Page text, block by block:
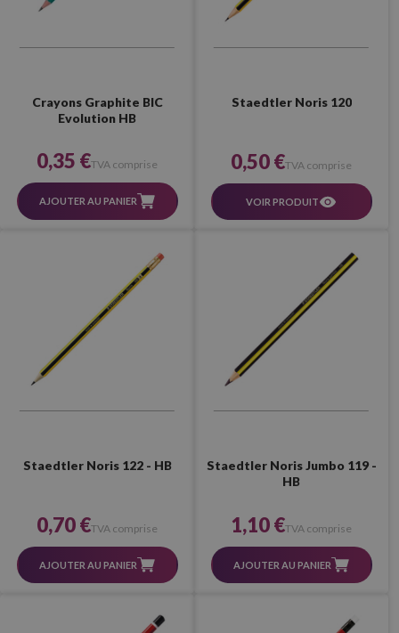
Crayons Graphite BIC
Evolution HB
0,35 €TVA comprise
AJOUTER AU PANIER
Staedtler Noris 120
0,50 €TVA comprise
VOIR PRODUIT
Staedtler Noris 122 - HB
0,70 €TVA comprise
AJOUTER AU PANIER
Staedtler Noris Jumbo 119 -
HB
1,10 €TVA comprise
AJOUTER AU PANIER